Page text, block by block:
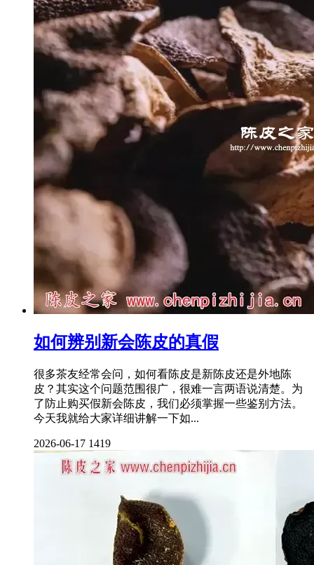
如何辨别新会陈皮的真假
很多茶友经常会问，如何看陈皮是新陈皮还是外地陈
皮？其实这个问题范围很广，很难一言两语说清楚。为
了防止购买假新会陈皮，我们必须掌握一些鉴别方法。
今天我就给大家详细讲解一下如...
2026-06-17 1419